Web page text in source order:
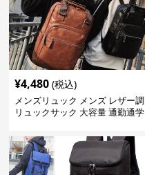
¥4,480 (税込)
メンズリュック メンズ レザー調
リュックサック 大容量 通勤通学